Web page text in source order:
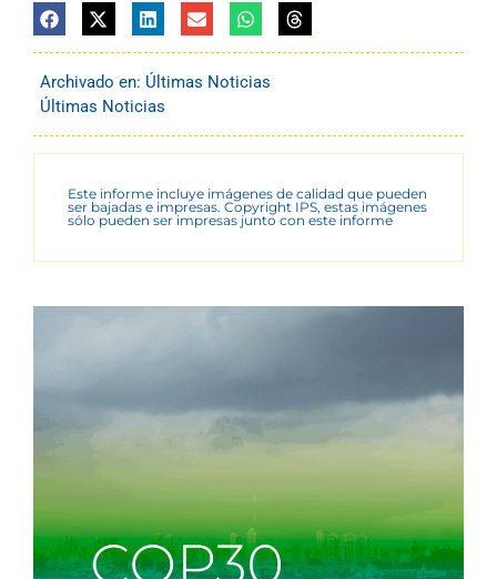
Archivado en: Últimas Noticias
Últimas Noticias
Este informe incluye imágenes de calidad que pueden
ser bajadas e impresas. Copyright IPS, estas imágenes
sólo pueden ser impresas junto con este informe